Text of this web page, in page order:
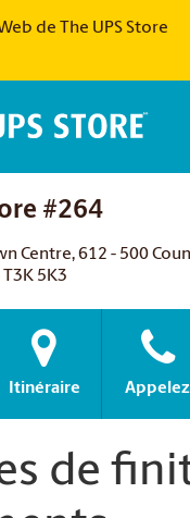
de The UPS Store
#264
Centre, 612 - 500
5K3
Itinéraire Appelez
de